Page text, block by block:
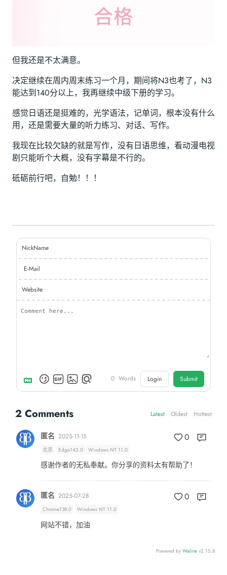
但我还是不太满意。
决定继续在周内周末练习一个月，期间将N3也考了，N3
能达到140分以上，我再继续中级下册的学习。
感觉日语还是挺难的，光学语法，记单词，根本没有什么
用，还是需要大量的听力练习、对话、写作。
我现在比较欠缺的就是写作，没有日语思维，看动漫电视
剧只能听个大概，没有字幕是不行的。
砥砺前行吧，自勉！！！
NickName
E-Mail
Website
0 Words Login Submit
2 Comments Latest Oldest Hottest
匿名 2025-11-15 0
北京 Edge142.0 Windows NT 11.0
感谢作者的无私奉献。你分享的资料太有帮助了！
匿名 2025-07-28 0
Chrome138.0 Windows NT 11.0
网站不错，加油
Powered by Waline v2.15.8